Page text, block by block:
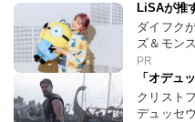
LiSAが推
ダイフク
ズ＆モン
PR
「オデュ
クリスト
デュッセ